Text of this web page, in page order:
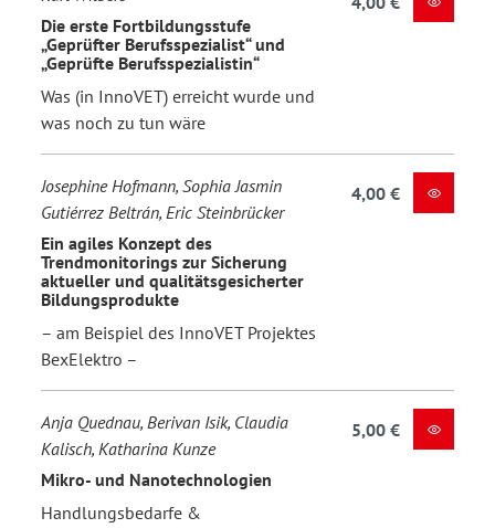
Die erste Fortbildungsstufe
„Geprüfter Berufsspezialist“ und
„Geprüfte Berufsspezialistin“
Was (in InnoVET) erreicht wurde und
was noch zu tun wäre
Josephine Hofmann, Sophia Jasmin
Gutiérrez Beltrán, Eric Steinbrücker
Ein agiles Konzept des
Trendmonitorings zur Sicherung
aktueller und qualitätsgesicherter
Bildungsprodukte
– am Beispiel des InnoVET Projektes
BexElektro –
4,00 €
Anja Quednau, Berivan Isik, Claudia
Kalisch, Katharina Kunze
Mikro- und Nanotechnologien
Handlungsbedarfe &
5,00 €